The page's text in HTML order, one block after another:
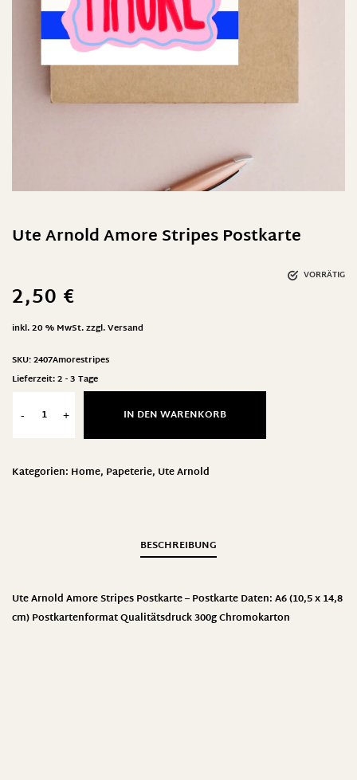
Ute Arnold Amore Stripes Postkarte
VORRÄTIG
2,50 €
inkl. 20 % MwSt.zzgl.Versand
SKU:2407Amorestripes
Lieferzeit:2 - 3 Tage
- + IN DEN WARENKORB
Kategorien: Home, Papeterie, Ute Arnold
BESCHREIBUNG
Ute Arnold Amore Stripes Postkarte – Postkarte Daten: A6 (10,5 x 14,8
cm) Postkartenformat Qualitätsdruck 300g Chromokarton